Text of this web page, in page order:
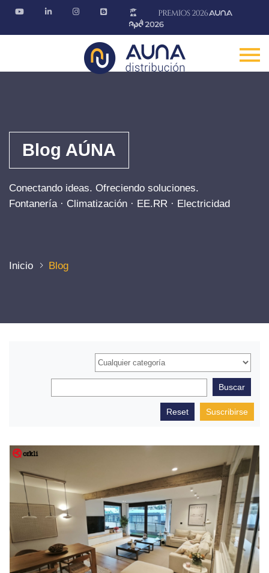
Blog AÚNA
Conectando ideas. Ofreciendo soluciones.
Fontanería · Climatización · EE.RR · Electricidad
Inicio Blog
Suscribirse